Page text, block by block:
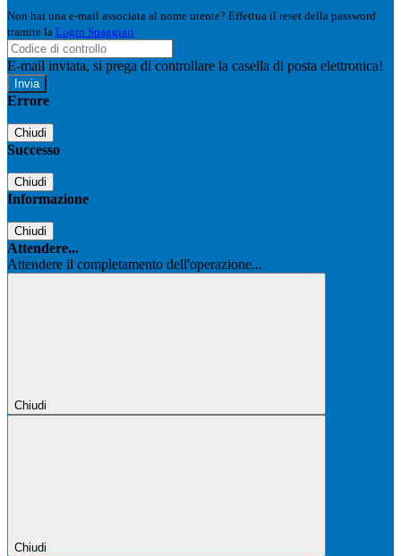
Non hai una e-mail associata al nome utente? Effettua il reset della password
tramite la Login Spaggiari
E-mail inviata, si prega di controllare la casella di posta elettronica!
Errore
Chiudi
Successo
Chiudi
Informazione
Chiudi
Attendere...
Attendere il completamento dell'operazione...
Chiudi
Chiudi